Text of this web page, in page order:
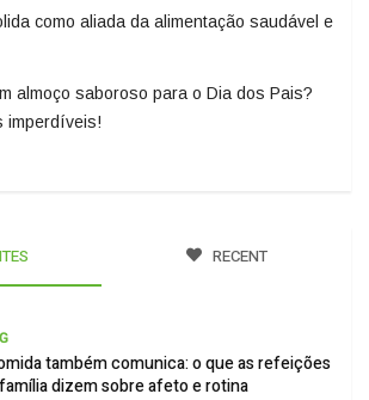
como aliada da alimentação saudável e
almoço saboroso para o Dia dos Pais?
imperdíveis!
RECENT
também comunica: o que as refeições
dizem sobre afeto e rotina